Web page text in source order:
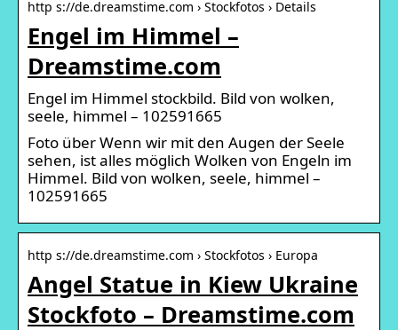
http s://de.dreamstime.com › Stockfotos › Details
Engel im Himmel –
Dreamstime.com
Engel im Himmel stockbild. Bild von wolken,
seele, himmel – 102591665
Foto über Wenn wir mit den Augen der Seele
sehen, ist alles möglich Wolken von Engeln im
Himmel. Bild von wolken, seele, himmel –
102591665
http s://de.dreamstime.com › Stockfotos › Europa
Angel Statue in Kiew Ukraine
Stockfoto – Dreamstime.com